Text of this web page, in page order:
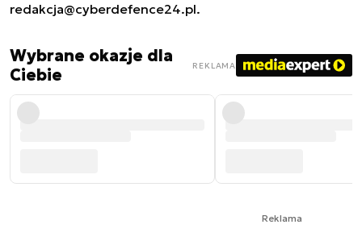
redakcja@cyberdefence24.pl.
Wybrane okazje dla
Ciebie
REKLAMA
Reklama